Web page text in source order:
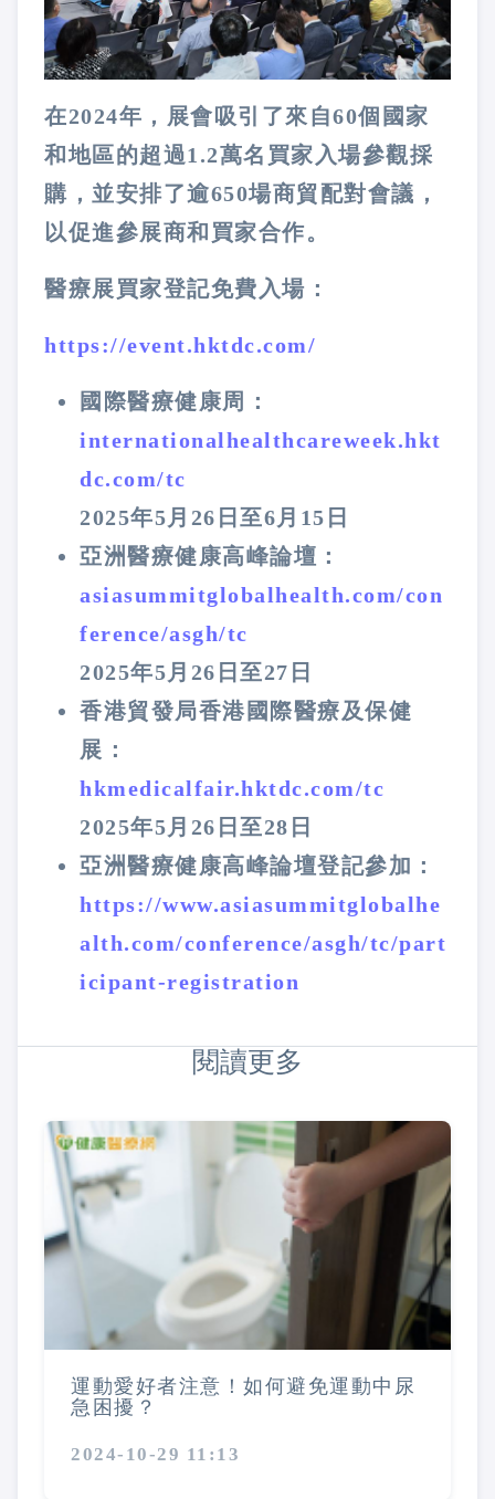
在2024年，展會吸引了來自60個國家
和地區的超過1.2萬名買家入場參觀採
購，並安排了逾650場商貿配對會議，
以促進參展商和買家合作。
醫療展買家登記免費入場：
https://event.hktdc.com/
國際醫療健康周：
internationalhealthcareweek.hkt
dc.com/tc
2025年5月26日至6月15日
亞洲醫療健康高峰論壇：
asiasummitglobalhealth.com/con
ference/asgh/tc
2025年5月26日至27日
香港貿發局香港國際醫療及保健
展：
hkmedicalfair.hktdc.com/tc
2025年5月26日至28日
亞洲醫療健康高峰論壇登記參加：
https://www.asiasummitglobalhe
alth.com/conference/asgh/tc/part
icipant-registration
閱讀更多
運動愛好者注意！如何避免運動中尿
急困擾？
2024-10-29 11:13